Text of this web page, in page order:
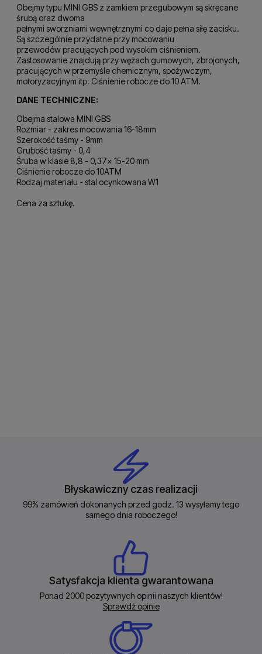
Obejmy typu MINI GBS z zamkiem przegubowym są skręcane
śrubą oraz dwoma
pełnymi sworzniami wewnętrznymi co daje pełna siłę zacisku.
Są szczególnie przydatne przy mocowaniu
przewodów pracujących pod wysokim ciśnieniem.
Zastosowanie znajdują przy wężach gumowych, zbrojonych,
pracujących w przemyśle chemicznym, spożywczym,
motoryzacyjnym itp. Ciśnienie robocze do 10 ATM.
DANE TECHNICZNE:
Obejma stalowa MINI GBS
Rozmiar - zakres mocowania 16-18mm
Szerokość taśmy - 9mm
Grubość taśmy - 0,4
Śruba w klasie 8,8 - 0,37x 15-20 mm
Ciśnienie robocze do 10ATM
Rodzaj materiału - stal ocynkowana W1
Cena za sztukę.
Błyskawiczny czas realizacji
99% zamówień dokonanych przed godz. 13 wysyłamy tego
samego dnia roboczego!
Satysfakcja klienta gwarantowana
Ponad 2000 pozytywnych opinii naszych klientów!
Sprawdź opinie